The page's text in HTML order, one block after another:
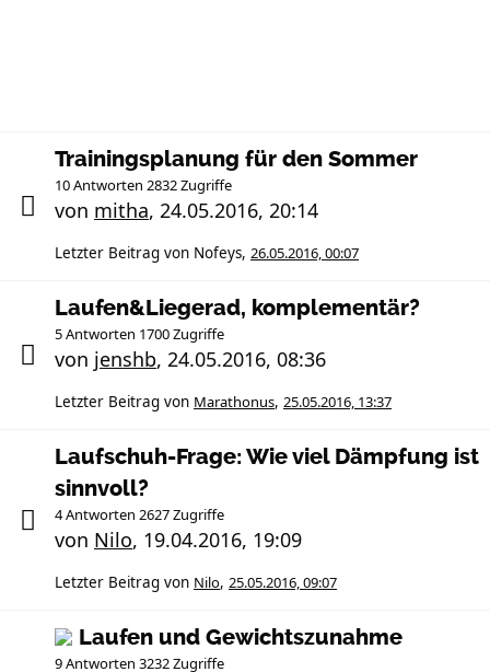
Trainingsplanung für den Sommer
10 Antworten 2832 Zugriffe
von mitha, 24.05.2016, 20:14
Letzter Beitrag von Nofeys, 26.05.2016, 00:07
Laufen&Liegerad, komplementär?
5 Antworten 1700 Zugriffe
von jenshb, 24.05.2016, 08:36
Letzter Beitrag von Marathonus, 25.05.2016, 13:37
Laufschuh-Frage: Wie viel Dämpfung ist
sinnvoll?
4 Antworten 2627 Zugriffe
von Nilo, 19.04.2016, 19:09
Letzter Beitrag von Nilo, 25.05.2016, 09:07
Laufen und Gewichtszunahme
9 Antworten 3232 Zugriffe